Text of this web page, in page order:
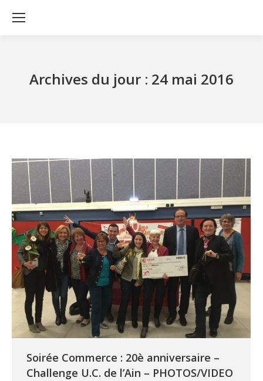
Archives du jour : 24 mai 2016
Soirée Commerce : 20è anniversaire –
Challenge U.C. de l’Ain – PHOTOS/VIDEO